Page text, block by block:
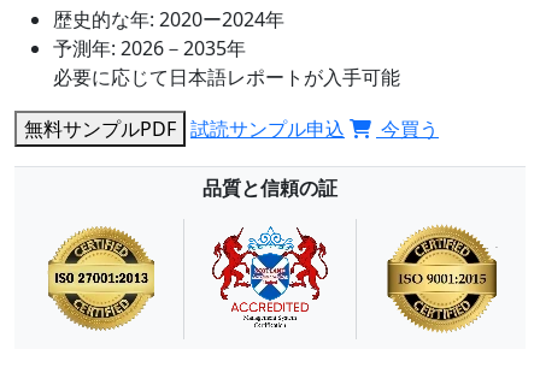
歴史的な年: 2020ー2024年
予測年: 2026－2035年
必要に応じて日本語レポートが入手可能
無料サンプルPDF 試読サンプル申込 今買う
品質と信頼の証